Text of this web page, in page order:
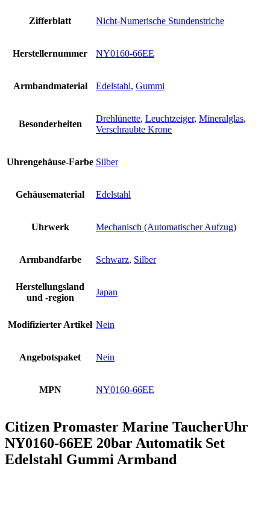
Zifferblatt Nicht-Numerische Stundenstriche
Herstellernummer NY0160-66EE
Armbandmaterial Edelstahl, Gummi
Besonderheiten
Drehlünette, Leuchtzeiger, Mineralglas,
Verschraubte Krone
Uhrengehäuse-Farbe Silber
Gehäusematerial Edelstahl
Uhrwerk Mechanisch (Automatischer Aufzug)
Armbandfarbe Schwarz, Silber
Herstellungsland
und -region
Japan
Modifizierter Artikel Nein
Angebotspaket Nein
MPN NY0160-66EE
Citizen Promaster Marine TaucherUhr
NY0160-66EE 20bar Automatik Set
Edelstahl Gummi Armband